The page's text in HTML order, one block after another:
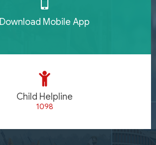
Download Mobile App
Child Helpline
1098